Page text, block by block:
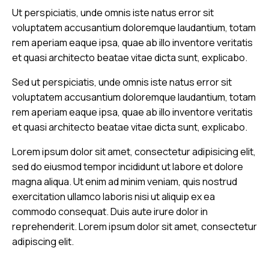
Ut perspiciatis, unde omnis iste natus error sit
voluptatem accusantium doloremque laudantium, totam
rem aperiam eaque ipsa, quae ab illo inventore veritatis
et quasi architecto beatae vitae dicta sunt, explicabo.
Sed ut perspiciatis, unde omnis iste natus error sit
voluptatem accusantium doloremque laudantium, totam
rem aperiam eaque ipsa, quae ab illo inventore veritatis
et quasi architecto beatae vitae dicta sunt, explicabo.
Lorem ipsum dolor sit amet, consectetur adipisicing elit,
sed do eiusmod tempor incididunt ut labore et dolore
magna aliqua. Ut enim ad minim veniam, quis nostrud
exercitation ullamco laboris nisi ut aliquip ex ea
commodo consequat. Duis aute irure dolor in
reprehenderit. Lorem ipsum dolor sit amet, consectetur
adipiscing elit.